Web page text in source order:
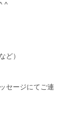
^
ど）
セージにてご連